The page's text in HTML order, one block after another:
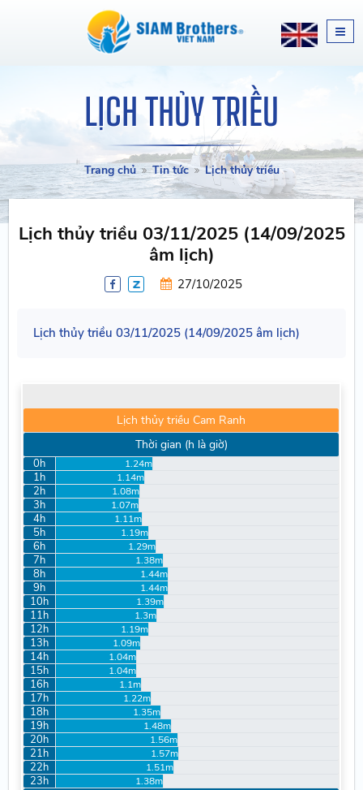
LỊCH THỦY TRIỀU
Trang chủ Tin tức Lịch thủy triều
Lịch thủy triều 03/11/2025 (14/09/2025
âm lịch)
27/10/2025
Lịch thủy triều 03/11/2025 (14/09/2025 âm lịch)
Lịch thủy triều Cam Ranh
Thời gian (h là giờ)
0h 1.24m
1h 1.14m
2h 1.08m
3h 1.07m
4h 1.11m
5h 1.19m
6h 1.29m
7h 1.38m
8h 1.44m
9h 1.44m
10h 1.39m
11h 1.3m
12h 1.19m
13h 1.09m
14h 1.04m
15h 1.04m
16h 1.1m
17h 1.22m
18h 1.35m
19h 1.48m
20h 1.56m
21h 1.57m
22h 1.51m
23h 1.38m